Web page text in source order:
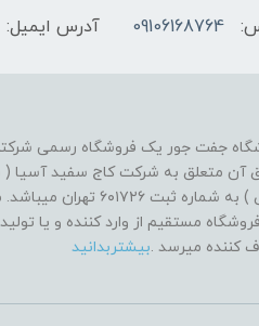
09106168764 آدرس ایمیل:
جفت جور یک فروشگاه رسمی
آن متعلق به شرکت کاج سفید آسیا
خاص ) به شماره ثبت ۶۰۱۷۲۶
مستقیم از وارد کننده و یا
کننده میرسد .بیشتربدانید